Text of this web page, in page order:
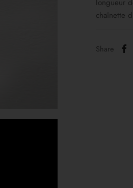
longueur
chaînette
Share